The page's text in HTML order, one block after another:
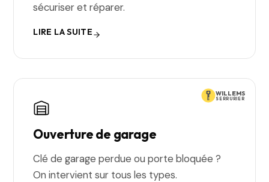
sécuriser et réparer.
LIRE LA SUITE
WILLEMS
SERRURIER
Ouverture de garage
Clé de garage perdue ou porte bloquée ?
On intervient sur tous les types.